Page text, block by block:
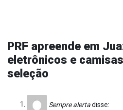
PRF apreende em
eletrônicos e
seleção
Sempre alertadisse: